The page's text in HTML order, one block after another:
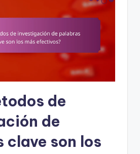
de
de
clave son los